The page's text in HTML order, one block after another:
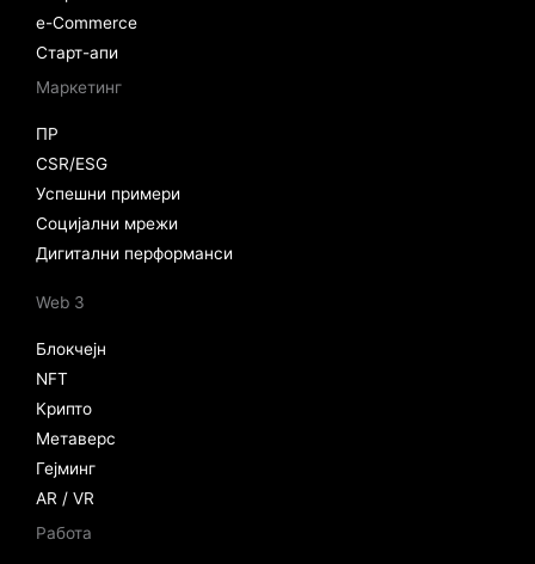
e-Commerce
Старт-апи
Маркетинг
ПР
CSR/ESG
Успешни примери
Социјални мрежи
Дигитални перформанси
Web 3
Блокчејн
NFT
Крипто
Метаверс
Гејминг
AR / VR
Работа